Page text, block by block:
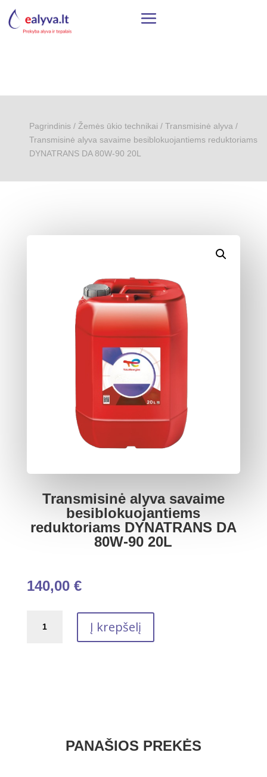
Pagrindinis/ Žemės ūkio technikai / Transmisinė alyva /
Transmisinė alyva savaime besiblokuojantiems reduktoriams
DYNATRANS DA 80W-90 20L
Transmisinė alyva savaime
besiblokuojantiems
reduktoriams DYNATRANS DA
80W-90 20L
140,00 €
kiekis:
Į krepšelį
PANAŠIOS PREKĖS